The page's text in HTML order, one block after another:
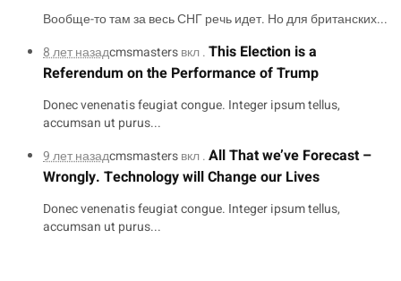
Вообще-то там за весь СНГ речь идет. Но для британских...
8 лет назадcmsmastersвкл .This Election is a
Referendum on the Performance of Trump
Donec venenatis feugiat congue. Integer ipsum tellus,
accumsan ut purus...
9 лет назадcmsmastersвкл .All That we’ve Forecast –
Wrongly. Technology will Change our Lives
Donec venenatis feugiat congue. Integer ipsum tellus,
accumsan ut purus...